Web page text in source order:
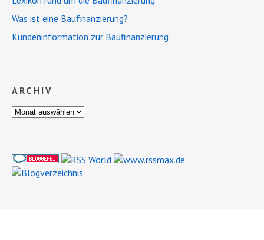
Was ist eine Baufinanzierung?
Kundeninformation zur Baufinanzierung
ARCHIV